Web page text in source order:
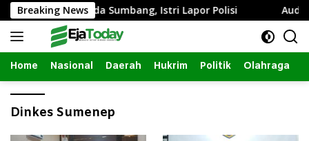
Langsung
ke
konten
Breaking News
dengan Janda Sumbang, Istri Lapor Polisi
Home Nasional Daerah Hukrim Politik Olahraga
Dinkes Sumenep